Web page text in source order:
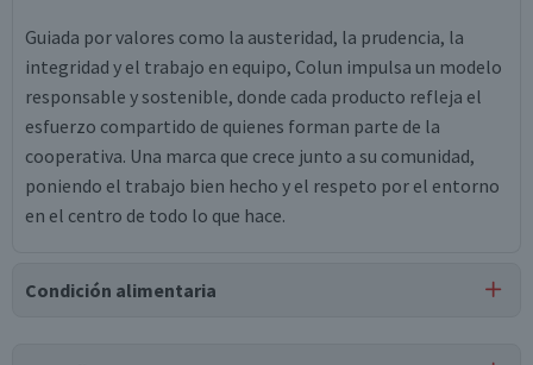
Guiada por valores como la austeridad, la prudencia, la
integridad y el trabajo en equipo, Colun impulsa un modelo
responsable y sostenible, donde cada producto refleja el
esfuerzo compartido de quienes forman parte de la
cooperativa. Una marca que crece junto a su comunidad,
poniendo el trabajo bien hecho y el respeto por el entorno
en el centro de todo lo que hace.
Condición alimentaria